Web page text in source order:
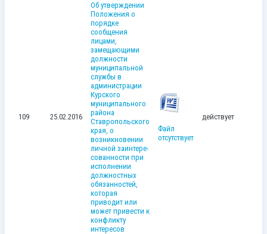
109 25.02.2016
Об утверждении
Положения о
порядке
сообщения
лицами,
замещающими
должности
муниципальной
службы в
администрации
Курского
муниципального
района
Ставропольского
края, о
возникновении
личной заинтере-
сованности при
исполнении
должностных
обязанностей,
которая
приводит или
может привести к
конфликту
интересов
Файл
отсутствует
действует